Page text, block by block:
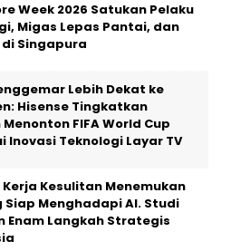
Week 2026 Satukan Pelaku
Migas Lepas Pantai, dan
Singapura
Lebih Dekat ke
Hisense Tingkatkan
FIFA World Cup
Inovasi Teknologi Layar TV
Kerja Kesulitan Menemukan
Siap Menghadapi AI. Studi
Enam Langkah Strategis